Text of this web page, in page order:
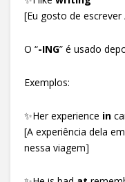
[Eu gosto de
O “-ING” é usado
Exemplos:
✨Her experience in
[A experiência dela
nessa viagem]